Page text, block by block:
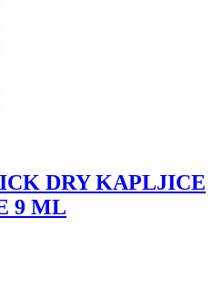
DRY KAPLJICE
9 ML